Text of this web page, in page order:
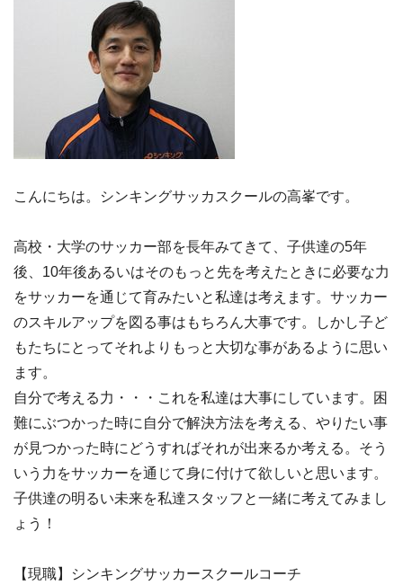
こんにちは。シンキングサッカスクールの高峯です。
高校・大学のサッカー部を長年みてきて、子供達の5年
後、10年後あるいはそのもっと先を考えたときに必要な力
をサッカーを通じて育みたいと私達は考えます。サッカー
のスキルアップを図る事はもちろん大事です。しかし子ど
もたちにとってそれよりもっと大切な事があるように思い
ます。
自分で考える力・・・これを私達は大事にしています。困
難にぶつかった時に自分で解決方法を考える、やりたい事
が見つかった時にどうすればそれが出来るか考える。そう
いう力をサッカーを通じて身に付けて欲しいと思います。
子供達の明るい未来を私達スタッフと一緒に考えてみまし
ょう！
【現職】シンキングサッカースクールコーチ